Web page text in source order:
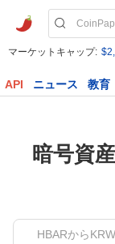
マーケットキャップ:
API ニュース 教育
暗号資
HBARから